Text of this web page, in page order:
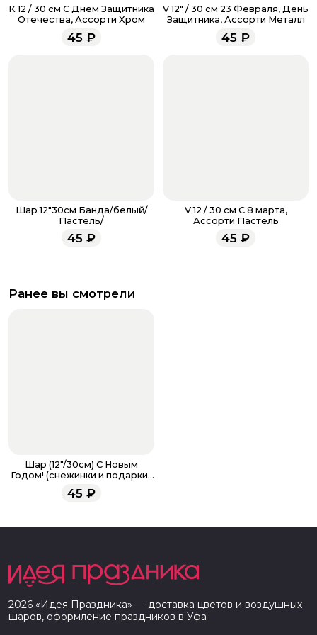
звоните по номеру телефона
8 (927) 936-71-86
или
напишите WhatsApp
+7 937 333-66-53. Наши
менеджеры работают ежедневно с 9.00 до 23.00 и
всегда рады проконсультировать вас.
К 12 / 30 см С Днем Защитника
Отечества, Ассорти Хром
45 ₽
V 12" / 30 см 23 Февраля, День
Защитника, Ассорти Металл
45 ₽
Шар 12"30см Банда/белый/
Пастель/
45 ₽
V 12 / 30 см С 8 марта,
Ассорти Пастель
45 ₽
Ранее вы смотрели
Шар (12"/30см) С Новым
Годом! (снежинки и подарки),
Белый, пастель
45 ₽
2026 «Идея Праздника» — доставка цветов и воздушных
шаров, оформление праздников в Уфа